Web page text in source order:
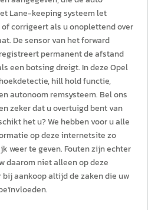
Lane-keeping systeem let
corrigeert als u onoplettend over
De sensor van het forward
permanent de afstand
een botsing dreigt. In deze Opel
hill hold functie,
autonoom remsysteem. Bel ons
zeker dat u overtuigd bent van
het u? We hebben voor u alle
op deze internetsite zo
weer te geven. Fouten zijn echter
daarom niet alleen op deze
aankoop altijd de zaken die uw